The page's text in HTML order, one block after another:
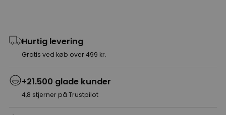
Hurtig levering
Gratis ved køb over 499 kr.
+21.500 glade kunder
4,8 stjerner på Trustpilot